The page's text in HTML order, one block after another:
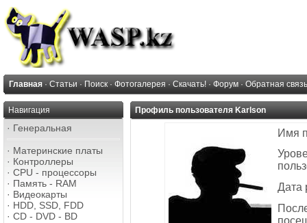
Главная · Статьи · Поиск · Фотогалерея · Скачать! · Форум · Обратная связь
Навигация
· Генеральная
· Материнские платы
· Контроллеры
· CPU - процессоры
· Память - RAM
· Видеокарты
· HDD, SSD, FDD
· CD - DVD - BD
Профиль пользователя Karlson
Имя
Дата